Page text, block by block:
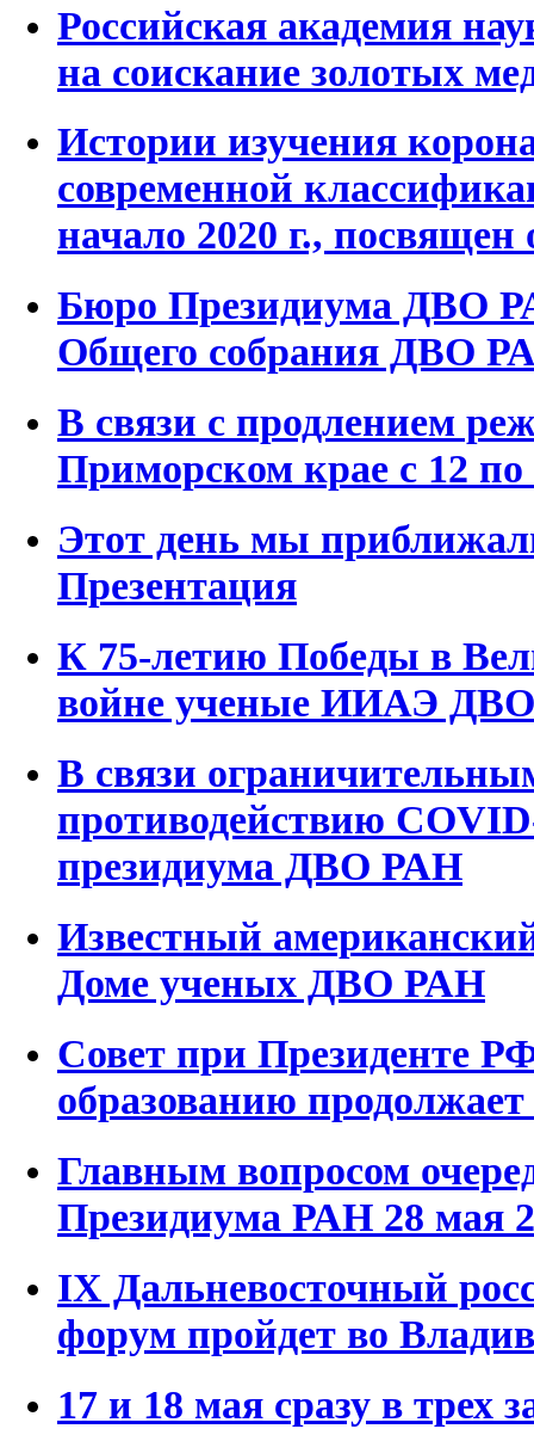
Российская академия
на соискание золотых
Истории изучения
современной
начало 2020 г., посвящен
Бюро Президиума ДВО
Общего собрания ДВО
В связи с продлением
Приморском крае с 12 по
Этот день мы
Презентация
К 75-летию Победы в
войне ученые ИИАЭ
В связи
противодействию
президиума ДВО РАН
Известный
Доме ученых ДВО РАН
Совет при Президенте
образованию
Главным вопросом
Президиума РАН 28 мая
IX Дальневосточный
форум пройдет во
17 и 18 мая сразу в